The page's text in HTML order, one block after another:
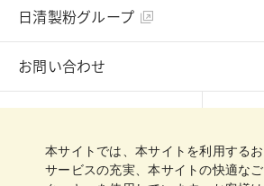
日清製粉グループ
お問い合わせ
プライバシーポリシー
クッキーポリ
本サイトでは、本サイトを利用する
サービスの充実、本サイトの快適なご